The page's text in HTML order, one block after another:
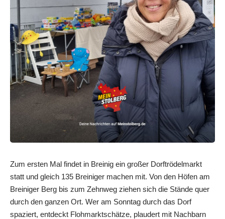
Zum ersten Mal findet in Breinig ein großer Dorftrödelmarkt
statt und gleich 135 Breiniger machen mit. Von den Höfen am
Breiniger Berg bis zum Zehnweg ziehen sich die Stände quer
durch den ganzen Ort. Wer am Sonntag durch das Dorf
spaziert, entdeckt Flohmarktschätze, plaudert mit Nachbarn